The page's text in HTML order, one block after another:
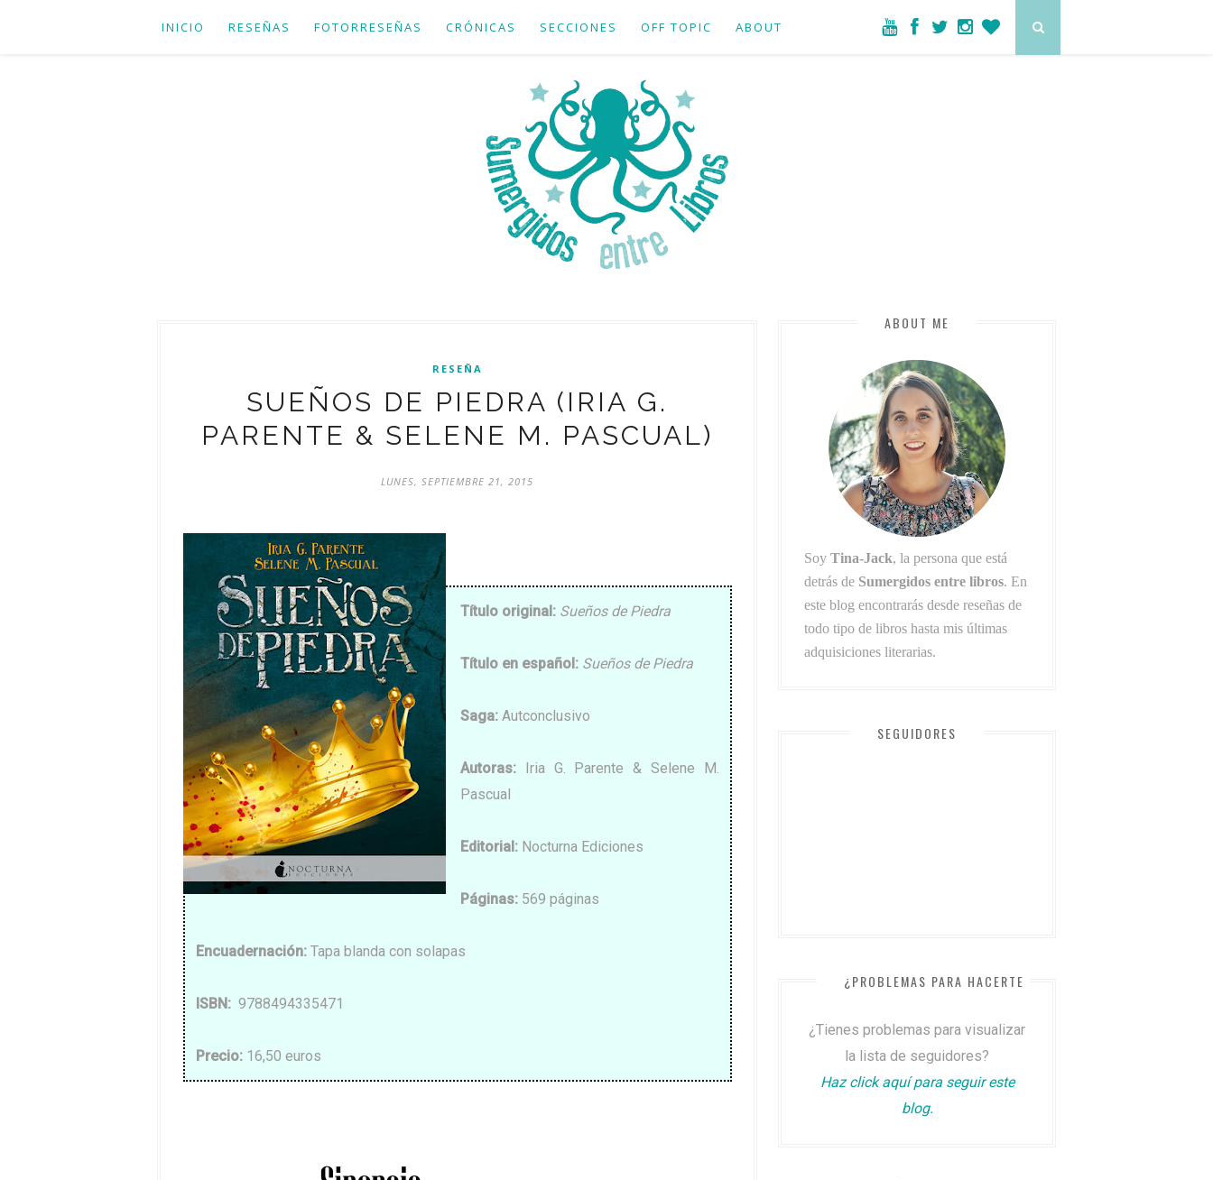
INICIO RESEÑAS FOTORRESEÑAS CRÓNICAS SECCIONES OFF TOPIC ABOUT
RESEÑA
SUEÑOS DE PIEDRA (IRIA G.
PARENTE & SELENE M. PASCUAL)
LUNES, SEPTIEMBRE 21, 2015
Título original: Sueños de Piedra
Título en español: Sueños de Piedra
Saga: Autconclusivo
Autoras: Iria G. Parente & Selene M.
Pascual
Editorial: Nocturna Ediciones
Páginas: 569 páginas
Encuadernación:Tapa blanda con solapas
ISBN: 9788494335471
Precio: 16,50 euros
ABOUT ME
Soy Tina-Jack, la persona que está
detrás de Sumergidos entre libros. En
este blog encontrarás desde reseñas de
todo tipo de libros hasta mis últimas
adquisiciones literarias.
SEGUIDORES
¿PROBLEMAS PARA HACERTE SEGUIDOR?
¿Tienes problemas para visualizar
la lista de seguidores?
Haz click aquí para seguir este
blog.